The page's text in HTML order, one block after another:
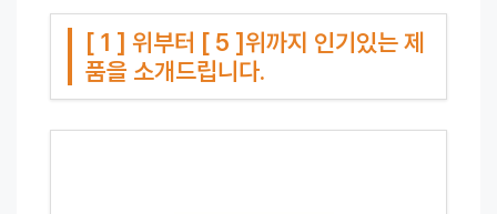
[ 1 ] 위부터 [ 5 ]위까지 인기있는 제
품을 소개드립니다.